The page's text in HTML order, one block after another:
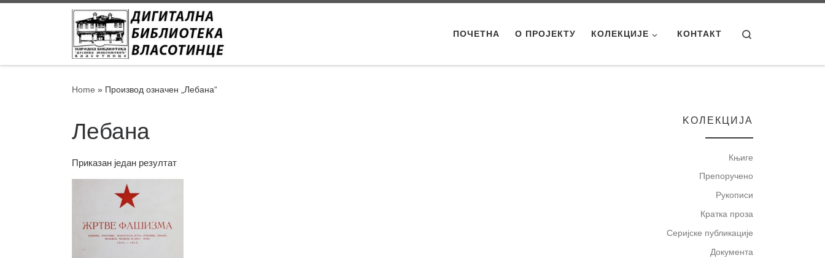
ПОЧЕТНА О ПРОЈЕКТУ КОЛЕКЦИЈЕ КОНТАКТ
Home » Производ oзначен „Лебана“
Лебана
Приказан један резултат
KOЛЕКЦИЈА
Књиге
Препоручено
Рукописи
Кратка проза
Серијске публикације
Документа